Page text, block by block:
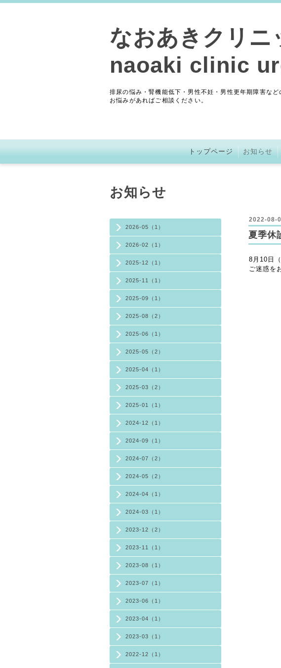
なおあきクリ
naoaki clinic
排尿の悩み・腎機能低下・男性不妊・男性更年期障害など
お悩みがあればご相談ください。
トップページ お知らせ
2026-05（1）
2026-02（1）
2025-12（1）
2025-11（1）
2025-09（1）
2025-08（2）
2025-06（1）
2025-05（2）
2025-04（1）
2025-03（2）
2025-01（1）
2024-12（1）
2024-09（1）
2024-07（2）
2024-05（2）
2024-04（1）
2024-03（1）
2023-12（2）
2023-11（1）
2023-08（1）
2023-07（1）
2023-06（1）
2023-04（1）
2023-03（1）
2022-12（1）
お知らせ
2022-08-
夏季休
8月10日
ご迷惑を